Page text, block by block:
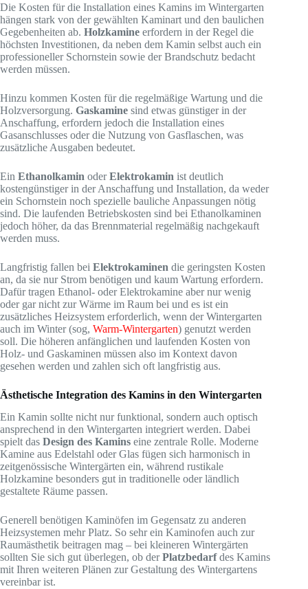
Die Kosten für die Installation eines Kamins im Wintergarten
hängen stark von der gewählten Kaminart und den baulichen
Gegebenheiten ab. Holzkamine erfordern in der Regel die
höchsten Investitionen, da neben dem Kamin selbst auch ein
professioneller Schornstein sowie der Brandschutz bedacht
werden müssen.
Hinzu kommen Kosten für die regelmäßige Wartung und die
Holzversorgung. Gaskamine sind etwas günstiger in der
Anschaffung, erfordern jedoch die Installation eines
Gasanschlusses oder die Nutzung von Gasflaschen, was
zusätzliche Ausgaben bedeutet.
Ein Ethanolkamin oderElektrokamin ist deutlich
kostengünstiger in der Anschaffung und Installation, da weder
ein Schornstein noch spezielle bauliche Anpassungen nötig
sind. Die laufenden Betriebskosten sind bei Ethanolkaminen
jedoch höher, da das Brennmaterial regelmäßig nachgekauft
werden muss.
Langfristig fallen bei Elektrokaminen die geringsten Kosten
an, da sie nur Strom benötigen und kaum Wartung erfordern.
Dafür tragen Ethanol- oder Elektrokamine aber nur wenig
oder gar nicht zur Wärme im Raum bei und es ist ein
zusätzliches Heizsystem erforderlich, wenn der Wintergarten
auch im Winter (sog, Warm-Wintergarten) genutzt werden
soll. Die höheren anfänglichen und laufenden Kosten von
Holz- und Gaskaminen müssen also im Kontext davon
gesehen werden und zahlen sich oft langfristig aus.
Ästhetische Integration des Kamins in den Wintergarten
Ein Kamin sollte nicht nur funktional, sondern auch optisch
ansprechend in den Wintergarten integriert werden. Dabei
spielt das Design des Kamins eine zentrale Rolle. Moderne
Kamine aus Edelstahl oder Glas fügen sich harmonisch in
zeitgenössische Wintergärten ein, während rustikale
Holzkamine besonders gut in traditionelle oder ländlich
gestaltete Räume passen.
Generell benötigen Kaminöfen im Gegensatz zu anderen
Heizsystemen mehr Platz. So sehr ein Kaminofen auch zur
Raumästhetik beitragen mag – bei kleineren Wintergärten
sollten Sie sich gut überlegen, ob derPlatzbedarfdes Kamins
mit Ihren weiteren Plänen zur Gestaltung des Wintergartens
vereinbar ist.